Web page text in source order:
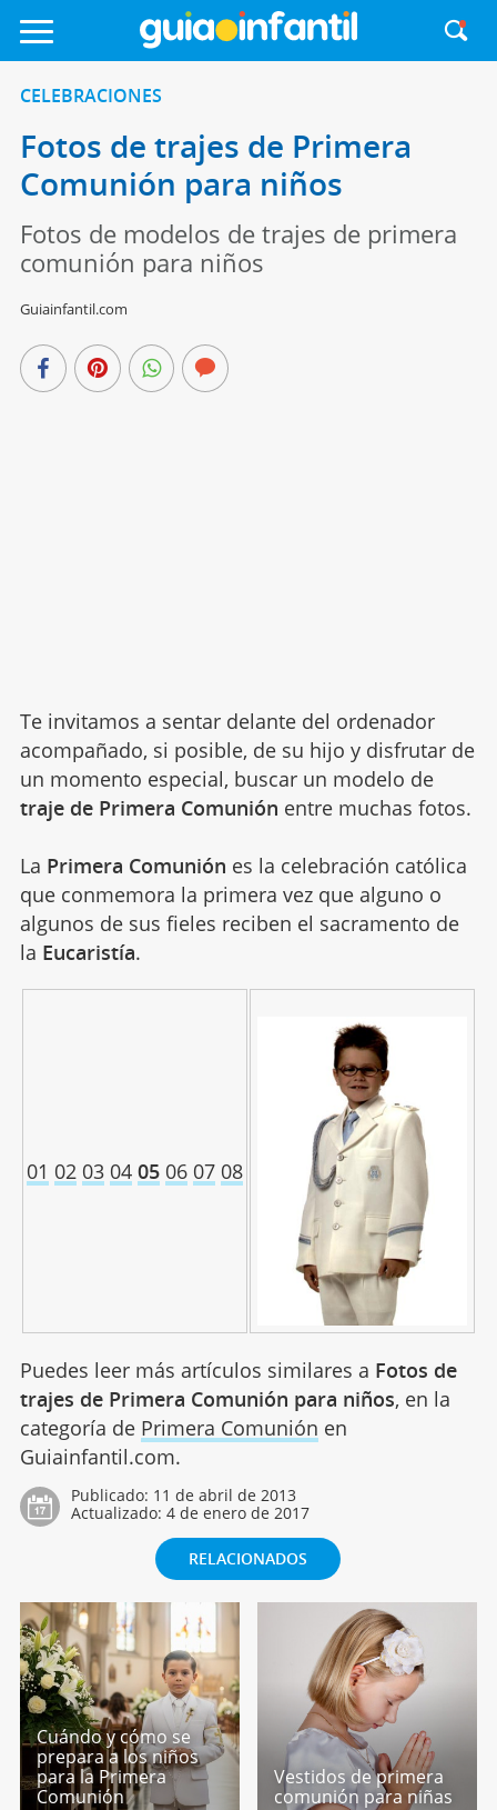
CELEBRACIONES
Fotos de trajes de Primera
Comunión para niños
Fotos de modelos de trajes de primera
comunión para niños
Guiainfantil.com
Te invitamos a sentar delante del ordenador
acompañado, si posible, de su hijo y disfrutar de
un momento especial, buscar un modelo de
traje de Primera Comunión entre muchas fotos.
La Primera Comunión es la celebración católica
que conmemora la primera vez que alguno o
algunos de sus fieles reciben el sacramento de
la Eucaristía.
01 02 03 04 05 06 07 08
Puedes leer más artículos similares a Fotos de
trajes de Primera Comunión para niños, en la
categoría de Primera Comunión en
Guiainfantil.com.
Publicado: 11 de abril de 2013
Actualizado: 4 de enero de 2017
RELACIONADOS
Cuándo y cómo se
prepara a los niños
para la Primera
Comunión
Vestidos de primera
comunión para niñas